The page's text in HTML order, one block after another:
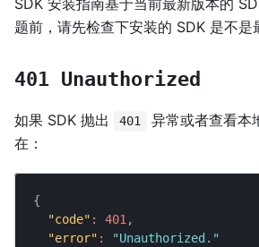
题前，请先检查下安装的 SDK 是不是
401 Unauthorized
如果 SDK 抛出 401
异常或者查看本
在：
{
"code" : 401,
"error" :
"Unauthorized."